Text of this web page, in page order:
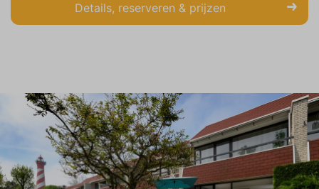
Details, reserveren & prijzen